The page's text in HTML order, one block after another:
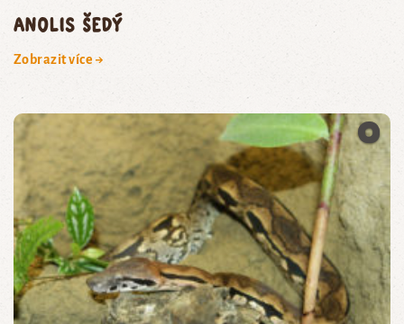
anolis šedý
Zobrazit více →